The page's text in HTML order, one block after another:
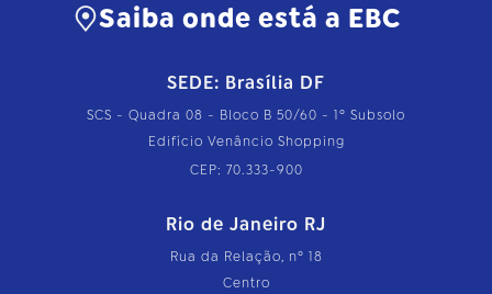
Saiba onde está a EBC
SEDE: Brasília DF
SCS - Quadra 08 - Bloco B 50/60 - 1º Subsolo
Edifício Venâncio Shopping
CEP: 70.333-900
Rio de Janeiro RJ
Rua da Relação, nº 18
Centro